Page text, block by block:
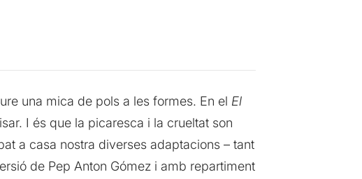
una mica de pols a les formes. En el El
I és que la picaresca i la crueltat son
a casa nostra diverses adaptacions – tant
de Pep Anton Gómez i amb repartiment